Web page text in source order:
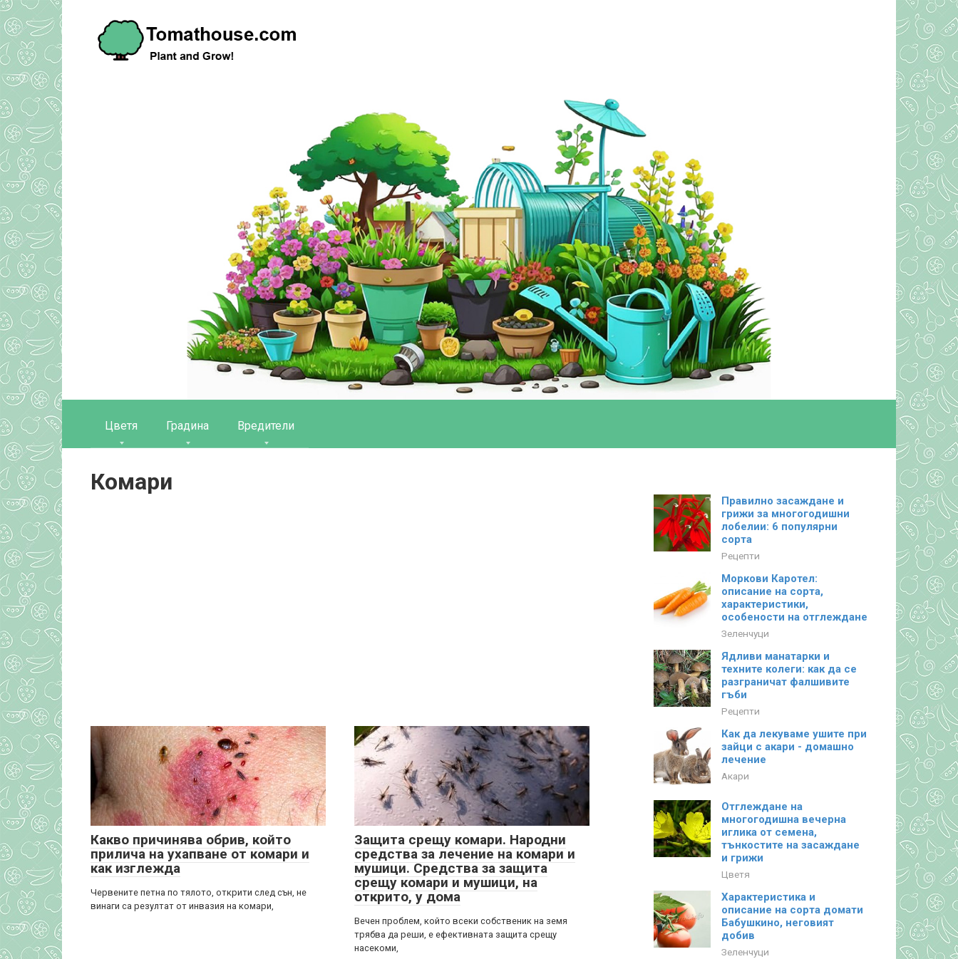
Преминете
към
съдържанието
Цветя Градина Вредители
Комари
Какво причинява обрив, който
прилича на ухапване от комари и
как изглежда
Червените петна по тялото, открити след сън, не
винаги са резултат от инвазия на комари,
Защита срещу комари. Народни
средства за лечение на комари и
мушици. Средства за защита
срещу комари и мушици, на
открито, у дома
Вечен проблем, който всеки собственик на земя
трябва да реши, е ефективната защита срещу
насекоми,
Правилно засаждане и
грижи за многогодишни
лобелии: 6 популярни
сорта
Рецепти
Моркови Каротел:
описание на сорта,
характеристики,
особености на отглеждане
Зеленчуци
Ядливи манатарки и
техните колеги: как да се
разграничат фалшивите
гъби
Рецепти
Как да лекуваме ушите при
зайци с акари - домашно
лечение
Акари
Отглеждане на
многогодишна вечерна
иглика от семена,
тънкостите на засаждане
и грижи
Цветя
Характеристика и
описание на сорта домати
Бабушкино, неговият
добив
Зеленчуци